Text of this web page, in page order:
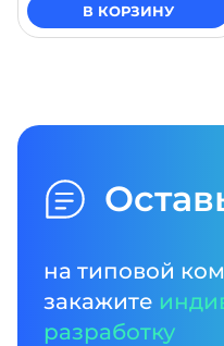
В КОРЗИНУ
на типовой
закажите
разработку